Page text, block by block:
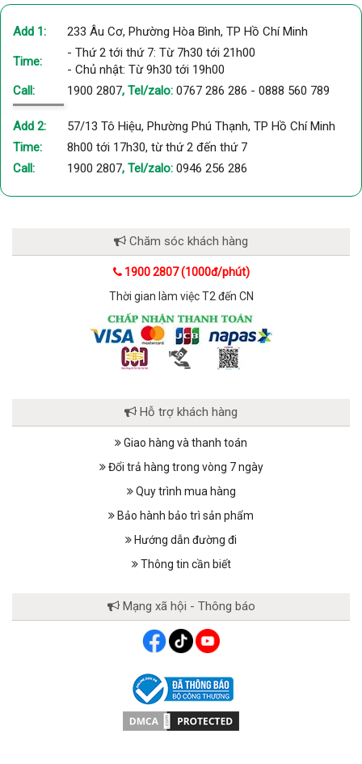
Add 1: 233 Âu Cơ, Phường Hòa Bình, TP Hồ Chí Minh
Time:
- Thứ 2 tới thứ 7: Từ 7h30 tới 21h00
- Chủ nhật: Từ 9h30 tới 19h00
Call:
1900 2807, Tel/zalo: 0767 286 286 - 0888 560 789
Add 2:
57/13 Tô Hiệu, Phường Phú Thạnh, TP Hồ Chí Minh
Time:
8h00 tới 17h30, từ thứ 2 đến thứ 7
Call:
1900 2807, Tel/zalo: 0946 256 286
Chăm sóc khách hàng
1900 2807 (1000đ/phút)
Thời gian làm việc T2 đến CN
Hỗ trợ khách hàng
Giao hàng và thanh toán
Đổi trả hàng trong vòng 7 ngày
Quy trình mua hàng
Bảo hành bảo trì sản phẩm
Hướng dẫn đường đi
Thông tin cần biết
Mạng xã hội - Thông báo